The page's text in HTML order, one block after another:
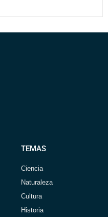
TEMAS
Ciencia
Naturaleza
Cultura
Historia